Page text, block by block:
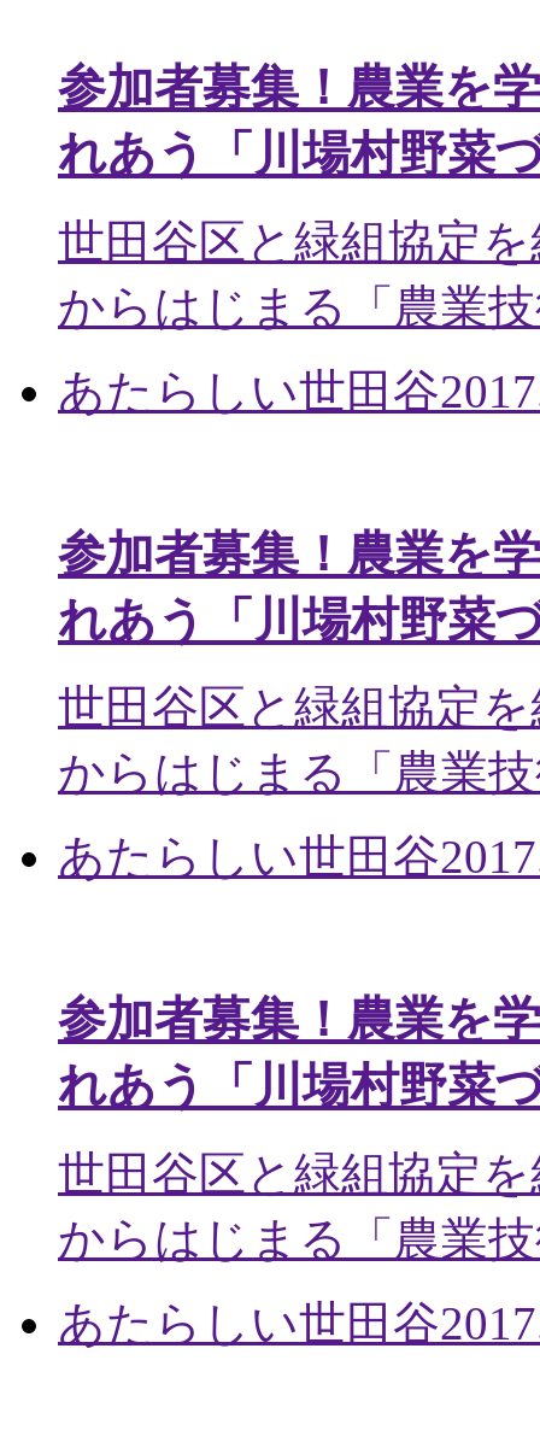
参加者募集！農業を
れあう「川場村野菜
世田谷区と緑組協定
からはじまる「農業
あたらしい世田谷
参加者募集！農業を
れあう「川場村野菜
世田谷区と緑組協定
からはじまる「農業
あたらしい世田谷
参加者募集！農業を
れあう「川場村野菜
世田谷区と緑組協定
からはじまる「農業
あたらしい世田谷